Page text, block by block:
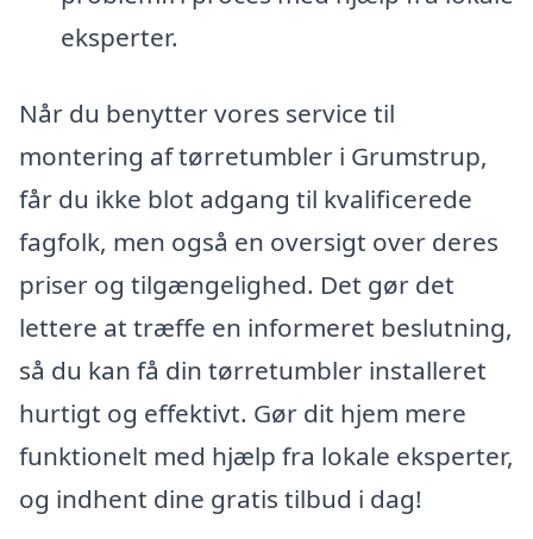
eksperter.
Når du benytter vores service til
montering af tørretumbler i Grumstrup,
får du ikke blot adgang til kvalificerede
fagfolk, men også en oversigt over deres
priser og tilgængelighed. Det gør det
lettere at træffe en informeret beslutning,
så du kan få din tørretumbler installeret
hurtigt og effektivt. Gør dit hjem mere
funktionelt med hjælp fra lokale eksperter,
og indhent dine gratis tilbud i dag!